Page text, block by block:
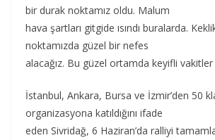
bir durak noktamız oldu. Malum
hava şartları gitgide ısındı buralarda.
noktamızda güzel bir nefes
alacağız. Bu güzel ortamda keyifli vakitler
İstanbul, Ankara, Bursa ve İzmir’den 50
organizasyona katıldığını ifade
eden Sivridağ, 6 Haziran’da ralliyi